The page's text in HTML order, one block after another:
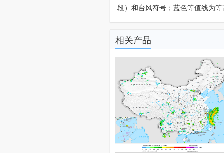
段）和台风符号；蓝色等值线为
相关产品